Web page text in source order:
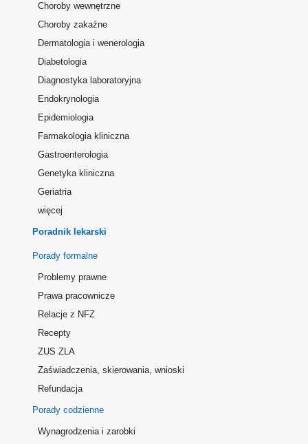
Choroby wewnętrzne
Choroby zakaźne
Dermatologia i wenerologia
Diabetologia
Diagnostyka laboratoryjna
Endokrynologia
Epidemiologia
Farmakologia kliniczna
Gastroenterologia
Genetyka kliniczna
Geriatria
więcej
Poradnik lekarski
Porady formalne
Problemy prawne
Prawa pracownicze
Relacje z NFZ
Recepty
ZUS ZLA
Zaświadczenia, skierowania, wnioski
Refundacja
Porady codzienne
Wynagrodzenia i zarobki